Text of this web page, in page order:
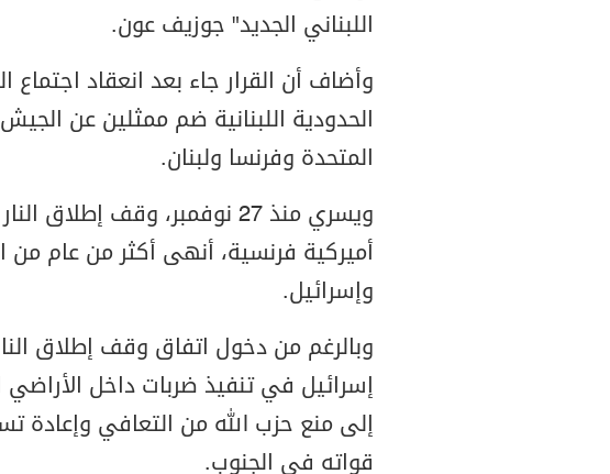
اللبناني الجديد" جوزيف عون.
وأضاف أن القرار جاء بعد انعقاد اجتماع
الحدودية اللبنانية ضم ممثلين عن الجيش
المتحدة وفرنسا ولبنان.
ويسري منذ 27 نوفمبر، وقف
أميركية فرنسية، أنهى أكثر من عام من
وإسرائيل.
وبالرغم من دخول اتفاق وقف إطلاق
إسرائيل في تنفيذ ضربات داخل الأراضي
إلى منع حزب الله من التعافي وإعادة
قواته في الجنوب.